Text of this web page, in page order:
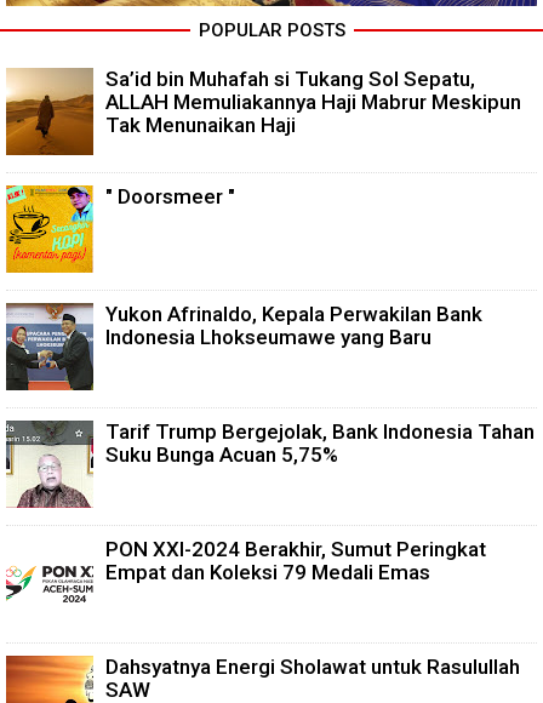
POPULAR POSTS
Sa’id bin Muhafah si Tukang Sol Sepatu,
ALLAH Memuliakannya Haji Mabrur Meskipun
Tak Menunaikan Haji
" Doorsmeer "
Yukon Afrinaldo, Kepala Perwakilan Bank
Indonesia Lhokseumawe yang Baru
Tarif Trump Bergejolak, Bank Indonesia Tahan
Suku Bunga Acuan 5,75%
PON XXI-2024 Berakhir, Sumut Peringkat
Empat dan Koleksi 79 Medali Emas
Dahsyatnya Energi Sholawat untuk Rasulullah
SAW